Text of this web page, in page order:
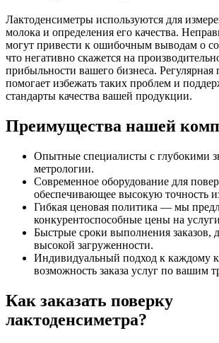
Лактоденсиметры используются для
молока и определения его качества.
могут привести к ошибочным выводам о
что негативно скажется на
прибыльности вашего бизнеса. Регулярная
помогает избежать таких проблем и
стандарты качества вашей продукции.
Преимущества нашей
Опытные специалисты с глубокими
метрологии.
Современное оборудование для
обеспечивающее высокую точность
Гибкая ценовая политика — мы
конкурентоспособные цены на
Быстрые сроки выполнения заказов,
высокой загруженности.
Индивидуальный подход к каждому
возможность заказа услуг по вашим
Как заказать поверку
лактоденсиметра?